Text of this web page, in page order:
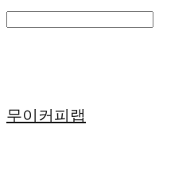
무이커피랩